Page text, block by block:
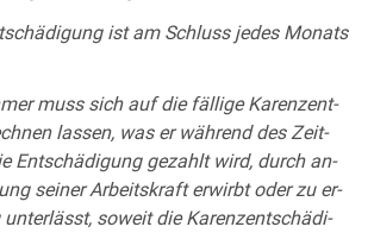
ist am Schluss je­des Mo­nats
muss sich auf die fäl­li­ge Ka­ren­zent­
las­sen, was er wäh­rend des Zeit­
Ent­schä­di­gung ge­zahlt wird, durch an­
sei­ner Ar­beits­kraft er­wirbt oder zu er­
so­weit die Ka­ren­zent­schä­di­